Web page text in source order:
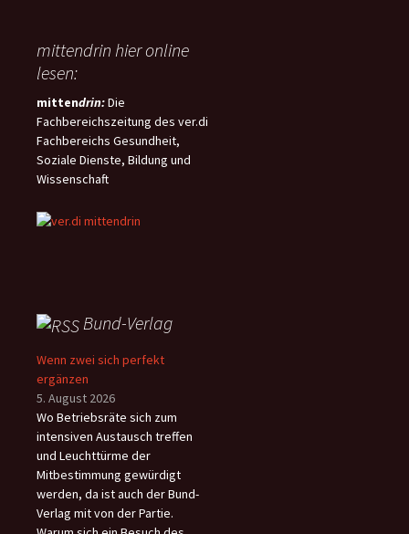
mittendrin hier online
lesen:
mittendrin:Die
Fachbereichszeitung des ver.di
Fachbereichs Gesundheit,
Soziale Dienste, Bildung und
Wissenschaft
Bund-Verlag
Wenn zwei sich perfekt
ergänzen
5. August 2026
Wo Betriebsräte sich zum
intensiven Austausch treffen
und Leuchttürme der
Mitbestimmung gewürdigt
werden, da ist auch der Bund-
Verlag mit von der Partie.